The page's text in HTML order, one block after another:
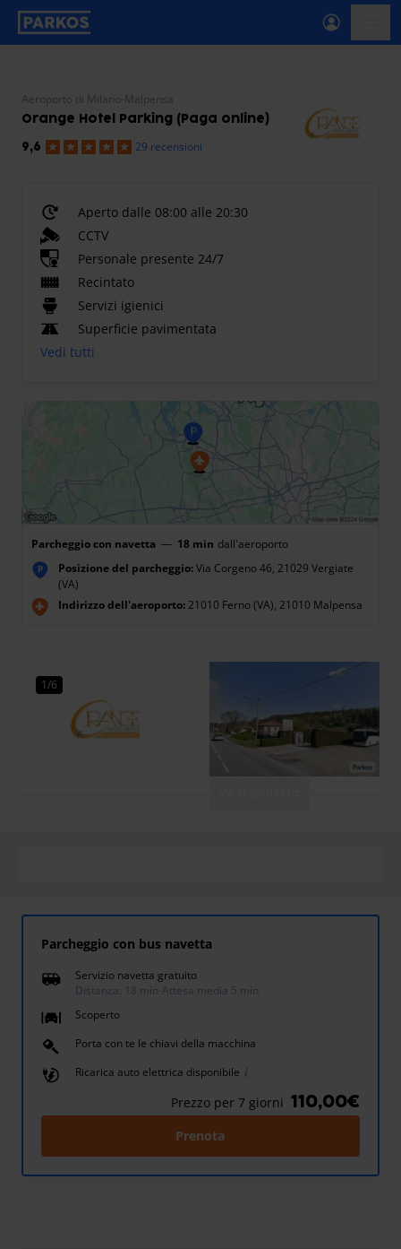
etichetta-navigazione-principale
Aeroporto di Milano-Malpensa
Orange Hotel Parking (Paga online)
9,6 29 recensioni
Aperto dalle 08:00 alle 20:30
CCTV
Personale presente 24/7
Recintato
Servizi igienici
Superficie pavimentata
Vedi tutti
Parcheggio con navetta — 18 min dall'aeroporto
P Posizione del parcheggio:Via Corgeno 46, 21029 Vergiate
(VA)
Indirizzo dell'aeroporto:21010 Ferno (VA), 21010 Malpensa
1/6
Parcheggio con bus navetta
Servizio navetta gratuito
Distanza: 18 min
Attesa media 5 min
Scoperto
Porta con te le chiavi della macchina
Ricarica auto elettrica disponibile
Prezzo per 7 giorni 110,00€
Prenota